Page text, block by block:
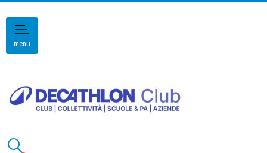
menu